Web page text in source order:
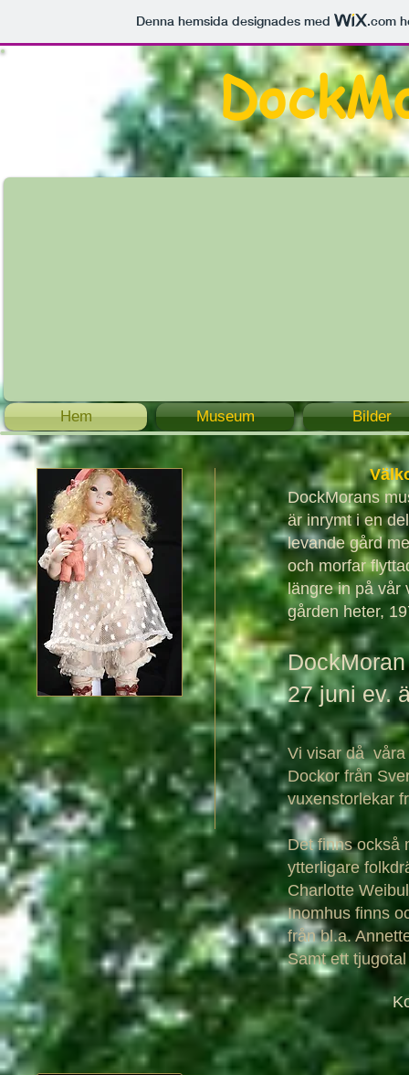
Denna hemsida designades med .com
Hem Museum Bilder
DockMorans
är inrymt i en
levande gård
och morfar
längre in på vår
gården heter,
27 juni ev.
Vi visar då våra
Dockor från
vuxenstorlekar
Det finns också
ytterligare
Charlotte
Inomhus finns
från bl.a.
Samt ett